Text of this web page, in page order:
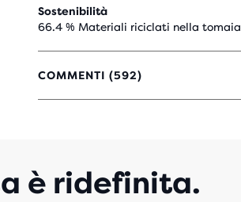
Sostenibilità
66.4 % Materiali riciclati nella tomaia
COMMENTI (592)
4,4
SU
RECENSIONI
è ridefinita.